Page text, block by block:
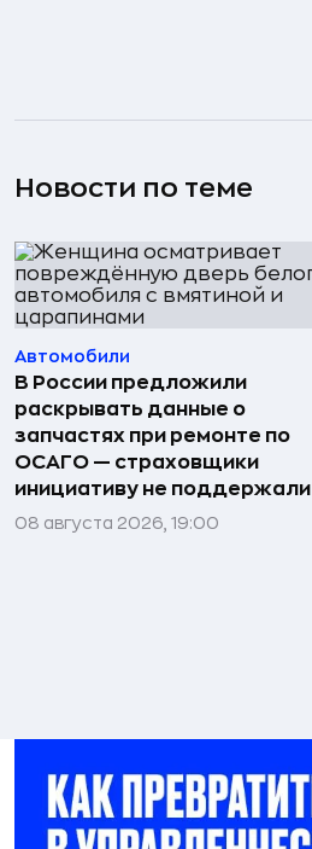
Новости по теме
Автомобили
В России предложили
раскрывать данные о
запчастях при ремонте по
ОСАГО — страховщики
инициативу не поддержали
08 августа 2026, 19:00